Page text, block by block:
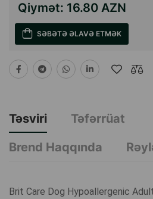
Qiymət: 16.80 AZN
SƏBƏTƏ ƏLAVƏ ETMƏK
Təsviri
Təfərrüat
Brend Haqqında
Brit Care Dog Hypoallergenic